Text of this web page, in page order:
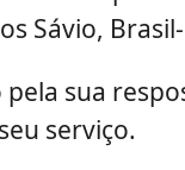
Sávio,
sua
serviço.